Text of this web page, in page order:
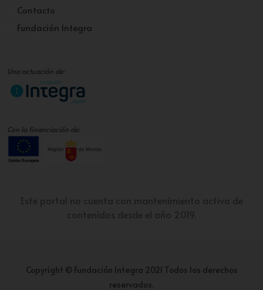
Contacto
Fundación Integra
Una actuación de:
Con la financiación de:
Copyright © Fundación Integra 2021 Todos los derechos
reservados.